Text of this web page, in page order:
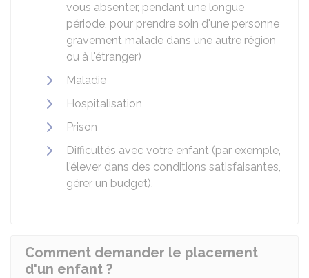
vous absenter, pendant une longue
période, pour prendre soin d'une personne
gravement malade dans une autre région
ou à l'étranger)
Maladie
Hospitalisation
Prison
Difficultés avec votre enfant (par exemple,
l'élever dans des conditions satisfaisantes,
gérer un budget).
Comment demander le placement
d'un enfant ?